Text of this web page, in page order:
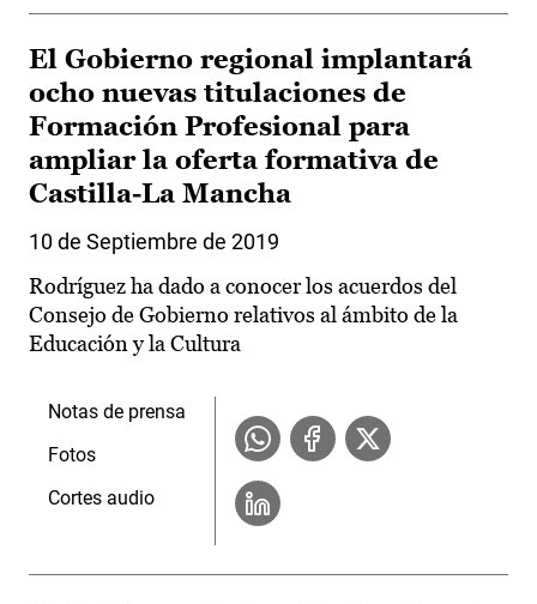
El Gobierno regional implantará
ocho nuevas titulaciones de
Formación Profesional para
ampliar la oferta formativa de
Castilla-La Mancha
10 de Septiembre de 2019
Rodríguez ha dado a conocer los acuerdos del
Consejo de Gobierno relativos al ámbito de la
Educación y la Cultura
Notas de prensa
Fotos
Cortes audio